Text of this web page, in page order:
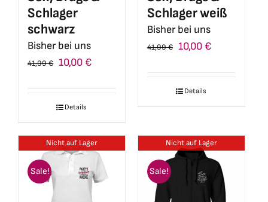
gewählt
werden
Schlager
schwarz
Bisher bei uns
41,99€ Ursprünglicher
41,99 €
10,00 €Aktueller
Details
Schlager weiß
Bisher bei uns
41,99€ Ursprünglicher
41,99 €
10,00 €Aktueller
Details
Nicht auf Lager
Sale!
Nicht auf Lager
Sale!